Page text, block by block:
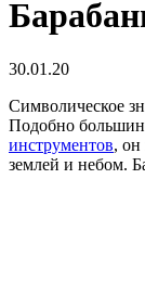
30.01.20
Символическое
Подобно
инструментов, он
землей и небом.